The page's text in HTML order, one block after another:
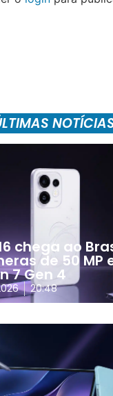
chega ao
de 50 MP
7 Gen 4
20:48